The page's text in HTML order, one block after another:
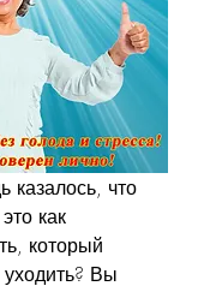
казалось, что
как
который
уходить? Вы